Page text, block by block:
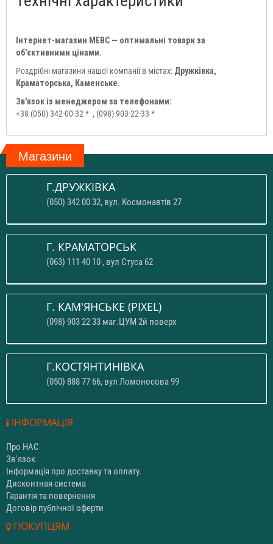
Інтернет-магазин МЕВС — оптимальні товари за
об'єктивними цінами.
Роздрібні магазини нашої компанії в містах: Дружківка,
Краматорська, Каменське.
Зв'язок із менеджером за телефонами:
+38 (050) 342-00-32 * , (098) 903-22-33 *
Магазини
Г.ДРУЖКІВКА
(050) 342 00 32, вул. Космонавтів 27
Г. КРАМАТОРСЬК
(063) 111 40 10 , вул Стуса 62
Г. КАМ'ЯНСЬКЕ (PIXEL)
(098) 903 22 33 маг.ЦУМ 2й поверх
Г.КОСТЯНТИНІВКА
(050) 888 77 66, вул Ломоносова 99
ІНФОРМАЦІЯ
Про НАС
Зв'язок
Інформація про доставку та оплату.
Дисконтная система
Гарантія та повернення
Договір публічної оферти
ПОКУПЦЯМ